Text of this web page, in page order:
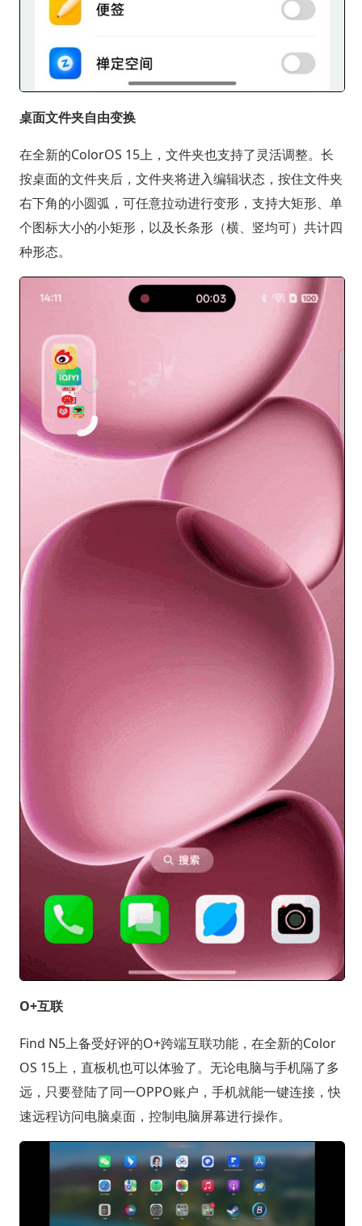
桌面文件夹自由变换
在全新的ColorOS 15上，文件夹也支持了灵活调整。长
按桌面的文件夹后，文件夹将进入编辑状态，按住文件夹
右下角的小圆弧，可任意拉动进行变形，支持大矩形、单
个图标大小的小矩形，以及长条形（横、竖均可）共计四
种形态。
O+互联
Find N5上备受好评的O+跨端互联功能，在全新的Color
OS 15上，直板机也可以体验了。无论电脑与手机隔了多
远，只要登陆了同一OPPO账户，手机就能一键连接，快
速远程访问电脑桌面，控制电脑屏幕进行操作。